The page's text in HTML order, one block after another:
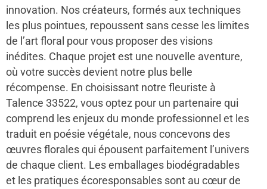
innovation. Nos créateurs, formés aux techniques
les plus pointues, repoussent sans cesse les limites
de l’art floral pour vous proposer des visions
inédites. Chaque projet est une nouvelle aventure,
où votre succès devient notre plus belle
récompense. En choisissant notre fleuriste à
Talence 33522, vous optez pour un partenaire qui
comprend les enjeux du monde professionnel et les
traduit en poésie végétale, nous concevons des
œuvres florales qui épousent parfaitement l’univers
de chaque client. Les emballages biodégradables
et les pratiques écoresponsables sont au cœur de